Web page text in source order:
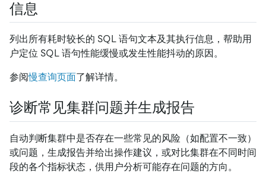
信息
列出所有耗时较长的 SQL 语句文本及其执行信息，帮助用
户定位 SQL 语句性能缓慢或发生性能抖动的原因。
参阅慢查询页面了解详情。
诊断常见集群问题并生成报告
自动判断集群中是否存在一些常见的风险（如配置不一致）
或问题，生成报告并给出操作建议，或对比集群在不同时间
段的各个指标状态，供用户分析可能存在问题的方向。